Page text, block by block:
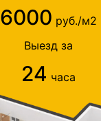
6000 руб./м2
Выезд за
24 часа